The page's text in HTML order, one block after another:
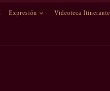
Expresión Videoteca Itinerante